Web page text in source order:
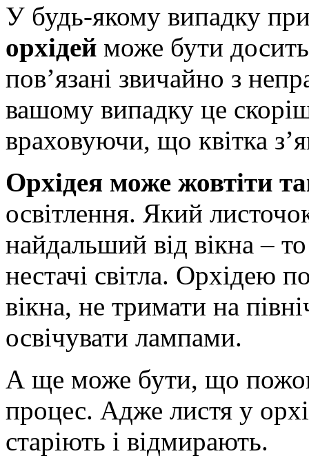
У будь-якому випадку
орхідей може бути
пов’язані звичайно з
вашому випадку це
враховуючи, що квітка
Орхідея може жовтіти
освітлення. Який
найдальший від вікна –
нестачі світла. Орхідею
вікна, не тримати на
освічувати лампами.
А ще може бути, що
процес. Адже листя у
старіють і відмирають.